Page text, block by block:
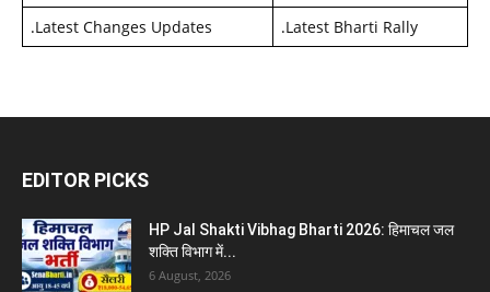
.Latest Changes Updates .Latest Bharti Rally
EDITOR PICKS
HP Jal Shakti Vibhag Bharti 2026: हिमाचल जल
शक्ति विभाग में...
6 August, 2026